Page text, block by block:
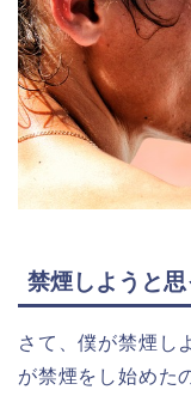
禁煙しようと
さて、僕が禁煙し
が禁煙をし始めた